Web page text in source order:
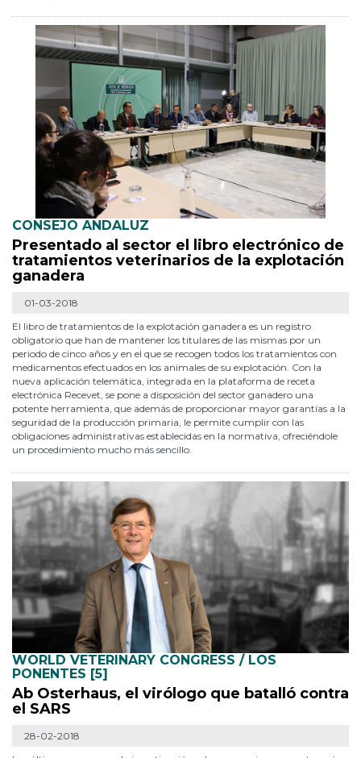
CONSEJO ANDALUZ
Presentado al sector el libro electrónico de
tratamientos veterinarios de la explotación
ganadera
01-03-2018
El libro de tratamientos de la explotación ganadera es un registro
obligatorio que han de mantener los titulares de las mismas por un
periodo de cinco años y en el que se recogen todos los tratamientos con
medicamentos efectuados en los animales de su explotación. Con la
nueva aplicación telemática, integrada en la plataforma de receta
electrónica Recevet, se pone a disposición del sector ganadero una
potente herramienta, que además de proporcionar mayor garantías a la
seguridad de la producción primaria, le permite cumplir con las
obligaciones administrativas establecidas en la normativa, ofreciéndole
un procedimiento mucho más sencillo.
WORLD VETERINARY CONGRESS / LOS
PONENTES [5]
Ab Osterhaus, el virólogo que batalló contra
el SARS
28-02-2018